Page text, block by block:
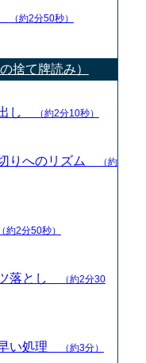
（約2分50秒）
捨て牌読み）
し （約2分10秒）
りへのリズム
（約
（約2分50秒）
落とし
（約2分30
い処理 （約3分）